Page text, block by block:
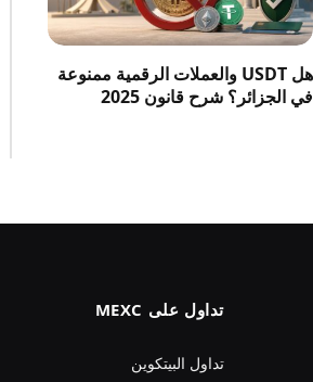
هل USDT والعملات الرقمية ممنوعة
في الجزائر؟ شرح قانون 2025
تداول على MEXC
تداول البيتكوين